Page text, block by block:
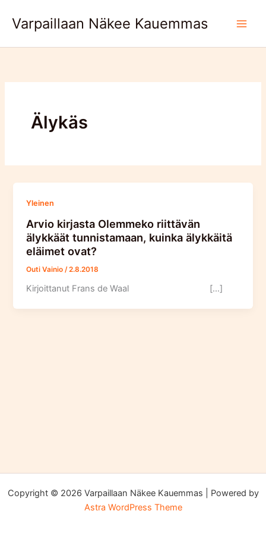
Varpaillaan Näkee Kauemmas
Älykäs
Yleinen
Arvio kirjasta Olemmeko riittävän
älykkäät tunnistamaan, kuinka älykkäitä
eläimet ovat?
Outi Vainio /2.8.2018
Kirjoittanut Frans de Waal […]
Copyright © 2026 Varpaillaan Näkee Kauemmas | Powered by
Astra WordPress Theme